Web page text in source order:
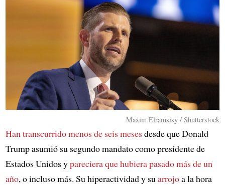
Maxim Elramsisy / Shutterstock
Han transcurrido menos de seis mesesdesde que Donald
Trump asumió su segundo mandato como presidente de
Estados Unidos ypareciera que hubiera pasado más de un
año, o incluso más. Su hiperactividad y suarrojoa la hora